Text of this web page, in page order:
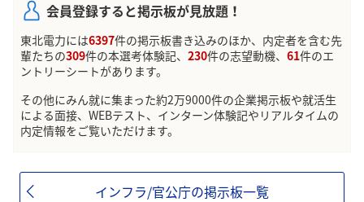
会員登録すると掲示板が見放題！
東北電力には6397件の掲示板書き込みのほか、内定者を含む先
輩たちの309件の本選考体験記、 230件の志望動機、 61件のエ
ントリーシートがあります。
その他にみん就に集まった約2万9000件の企業掲示板や就活生
による面接、WEBテスト、インターン体験記やリアルタイムの
内定情報をご覧いただけます。
インフラ/官公庁の掲示板一覧